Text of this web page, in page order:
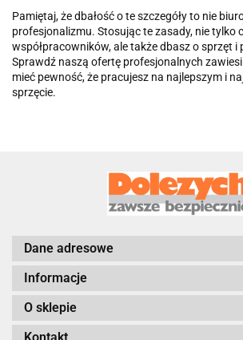
Pamiętaj, że dbałość o te szczegóły to nie
profesjonalizmu. Stosując te zasady, nie tylko
współpracowników, ale także dbasz o sprzęt i
Sprawdź naszą ofertę profesjonalnych
mieć pewność, że pracujesz na najlepszym i
sprzęcie.
Dane adresowe
Informacje
O sklepie
Kontakt